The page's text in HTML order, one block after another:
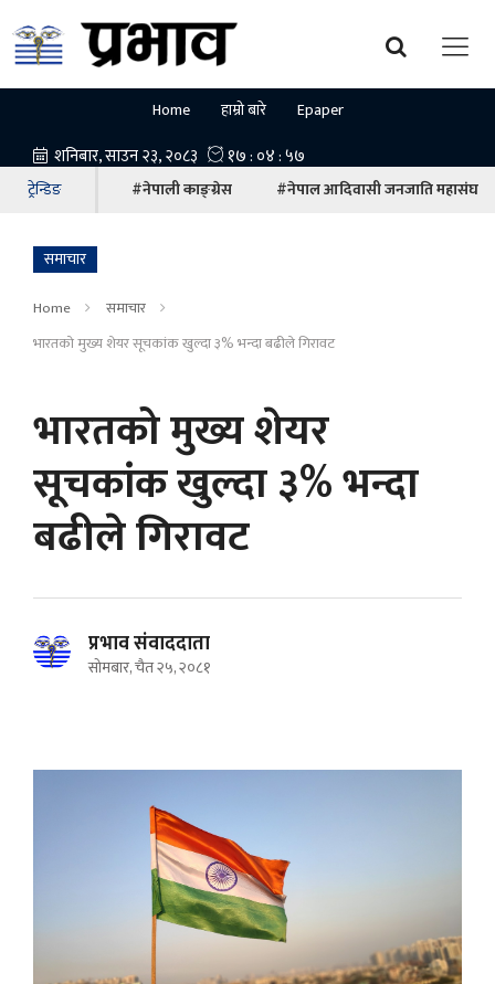
Home हाम्रो बारे Epaper
ट्रेन्डिङ #नेपाली काङ्ग्रेस #नेपाल आदिवासी जनजाति महासंघ
समाचार
Home
समाचार
भारतको मुख्य शेयर सूचकांक खुल्दा ३% भन्दा बढीले गिरावट
भारतको मुख्य शेयर
सूचकांक खुल्दा ३% भन्दा
बढीले गिरावट
प्रभाव संवाददाता
सोमबार, चैत २५, २०८१